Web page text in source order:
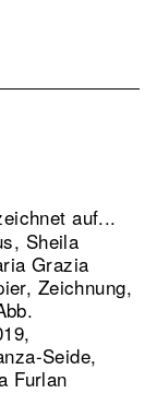
auf...
Sheila
Grazia
Zeichnung,
Seide,
Furlan